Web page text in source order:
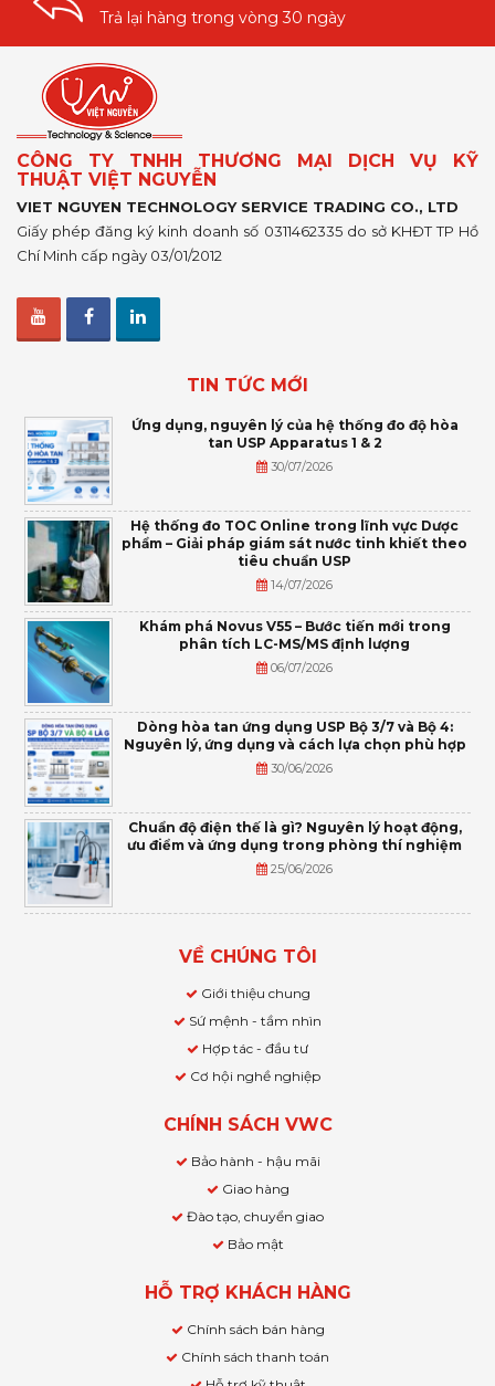
Trả lại hàng trong vòng 30 ngày
CÔNG TY TNHH THƯƠNG MẠI DỊCH VỤ KỸ
THUẬT VIỆT NGUYỄN
VIET NGUYEN TECHNOLOGY SERVICE TRADING CO., LTD
Giấy phép đăng ký kinh doanh số 0311462335 do sở KHĐT TP Hồ
Chí Minh cấp ngày 03/01/2012
TIN TỨC MỚI
Ứng dụng, nguyên lý của hệ thống đo độ hòa
tan USP Apparatus 1 & 2
30/07/2026
Hệ thống đo TOC Online trong lĩnh vực Dược
phẩm – Giải pháp giám sát nước tinh khiết theo
tiêu chuẩn USP
14/07/2026
Khám phá Novus V55 – Bước tiến mới trong
phân tích LC-MS/MS định lượng
06/07/2026
Dòng hòa tan ứng dụng USP Bộ 3/7 và Bộ 4:
Nguyên lý, ứng dụng và cách lựa chọn phù hợp
30/06/2026
Chuẩn độ điện thế là gì? Nguyên lý hoạt động,
ưu điểm và ứng dụng trong phòng thí nghiệm
25/06/2026
VỀ CHÚNG TÔI
Giới thiệu chung
Sứ mệnh - tầm nhìn
Hợp tác - đầu tư
Cơ hội nghề nghiệp
CHÍNH SÁCH VWC
Bảo hành - hậu mãi
Giao hàng
Đào tạo, chuyển giao
Bảo mật
HỖ TRỢ KHÁCH HÀNG
Chính sách bán hàng
Chính sách thanh toán